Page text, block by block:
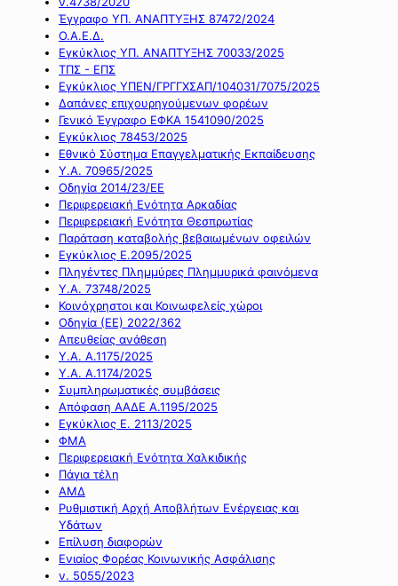
Έγγραφο ΥΠ. ΑΝΑΠΤΥΞΗΣ 87472/2024
Ο.Α.Ε.Δ.
Εγκύκλιος ΥΠ. ΑΝΑΠΤΥΞΗΣ 70033/2025
ΤΠΣ - ΕΠΣ
Εγκύκλιος ΥΠΕΝ/ΓΡΓΓΧΣΑΠ/104031/7075/2025
Δαπάνες επιχουρηγούμενων φορέων
Γενικό Έγγραφο ΕΦΚΑ 1541090/2025
Εγκύκλιος 78453/2025
Εθνικό Σύστημα Επαγγελματικής Εκπαίδευσης
Υ.Α. 70965/2025
Οδηγία 2014/23/ΕΕ
Περιφερειακή Ενότητα Αρκαδίας
Περιφερειακή Ενότητα Θεσπρωτίας
Παράταση καταβολής βεβαιωμένων οφειλών
Εγκύκλιος Ε.2095/2025
Πληγέντες Πλημμύρες Πλημμυρικά φαινόμενα
Υ.Α. 73748/2025
Κοινόχρηστοι και Κοινωφελείς χώροι
Οδηγία (ΕΕ) 2022/362
Απευθείας ανάθεση
Υ.Α. Α.1175/2025
Υ.Α. Α.1174/2025
Συμπληρωματικές συμβάσεις
Απόφαση ΑΑΔΕ Α.1195/2025
Εγκύκλιος Ε. 2113/2025
ΦΜΑ
Περιφερειακή Ενότητα Χαλκιδικής
Πάγια τέλη
ΑΜΔ
Ρυθμιστική Αρχή Αποβλήτων Ενέργειας και
Υδάτων
Επίλυση διαφορών
Ενιαίος Φορέας Κοινωνικής Ασφάλισης
ν. 5055/2023